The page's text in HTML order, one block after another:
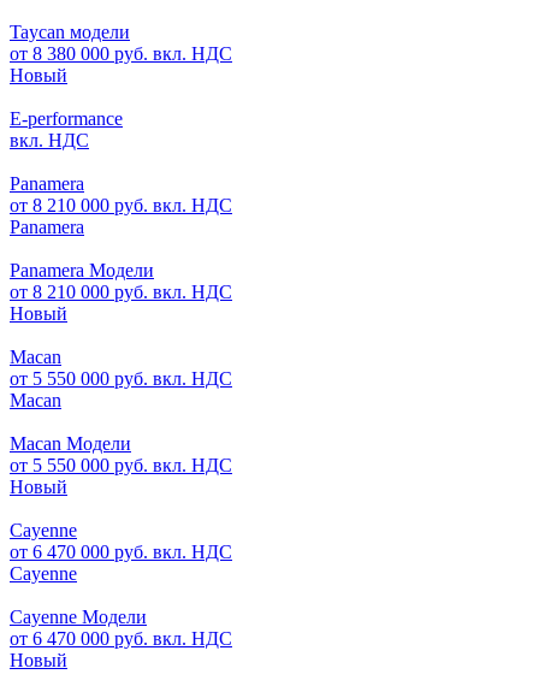
Taycan модели
от 8 380 000 руб. вкл. НДС
Новый
E-performance
вкл. НДС
Panamera
от 8 210 000 руб. вкл. НДС
Panamera
Panamera Модели
от 8 210 000 руб. вкл. НДС
Новый
Macan
от 5 550 000 руб. вкл. НДС
Macan
Macan Модели
от 5 550 000 руб. вкл. НДС
Новый
Cayenne
от 6 470 000 руб. вкл. НДС
Cayenne
Cayenne Модели
от 6 470 000 руб. вкл. НДС
Новый